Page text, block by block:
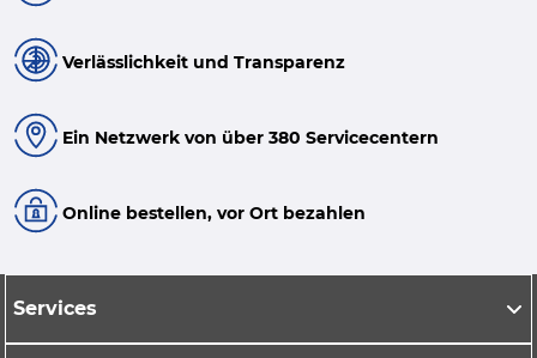
Verlässlichkeit und Transparenz
Ein Netzwerk von über 380 Servicecentern
Online bestellen, vor Ort bezahlen
Services